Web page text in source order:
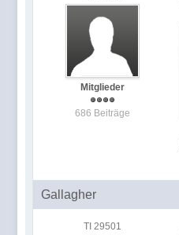
Mitglieder
686 Beiträge
Gallagher
TI 29501